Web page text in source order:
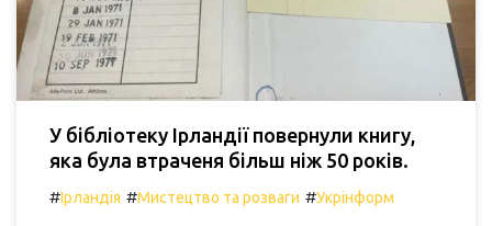
У бібліотеку Ірландії повернули книгу,
яка була втраченя більш ніж 50 років.
#Ірландія #Мистецтво та розваги #Укрінформ